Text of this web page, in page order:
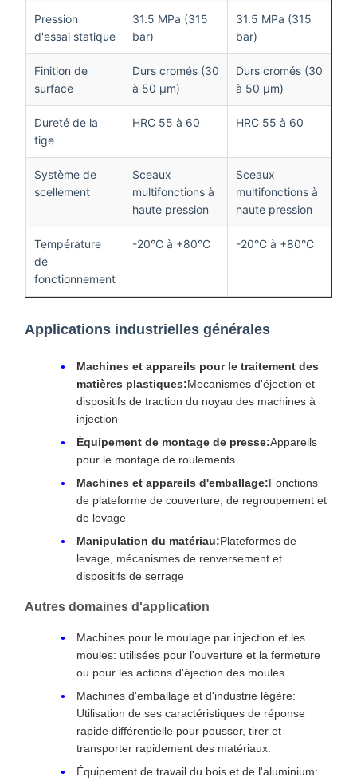
Pression
d'essai statique
31.5 MPa (315
bar)
31.5 MPa (315
bar)
Finition de
surface
Durs cromés (30
à 50 μm)
Durs cromés (30
à 50 μm)
Dureté de la
tige
HRC 55 à 60 HRC 55 à 60
Système de
scellement
Sceaux
multifonctions à
haute pression
Sceaux
multifonctions à
haute pression
Température
de
fonctionnement
-20°C à +80°C -20°C à +80°C
Applications industrielles générales
Machines et appareils pour le traitement des
matières plastiques:Mecanismes d'éjection et
dispositifs de traction du noyau des machines à
injection
Équipement de montage de presse:Appareils
pour le montage de roulements
Machines et appareils d'emballage:Fonctions
de plateforme de couverture, de regroupement et
de levage
Manipulation du matériau:Plateformes de
levage, mécanismes de renversement et
dispositifs de serrage
Autres domaines d'application
Machines pour le moulage par injection et les
moules: utilisées pour l'ouverture et la fermeture
ou pour les actions d'éjection des moules
Machines d'emballage et d'industrie légère:
Utilisation de ses caractéristiques de réponse
rapide différentielle pour pousser, tirer et
transporter rapidement des matériaux.
Équipement de travail du bois et de l'aluminium: